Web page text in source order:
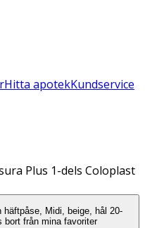
Hitta apotekKundservice
Plus 1-dels Coloplast
Midi, beige, hål 20-
från mina favoriter